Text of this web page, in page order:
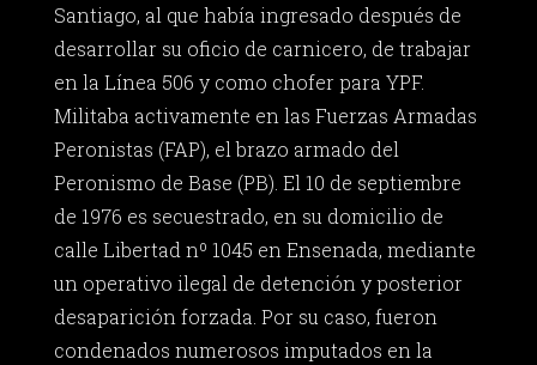
Santiago, al que había ingresado después de
desarrollar su oficio de carnicero, de trabajar
en la Línea 506 y como chofer para YPF.
Militaba activamente en las Fuerzas Armadas
Peronistas (FAP), el brazo armado del
Peronismo de Base (PB). El 10 de septiembre
de 1976 es secuestrado, en su domicilio de
calle Libertad nº 1045 en Ensenada, mediante
un operativo ilegal de detención y posterior
desaparición forzada. Por su caso, fueron
condenados numerosos imputados en la